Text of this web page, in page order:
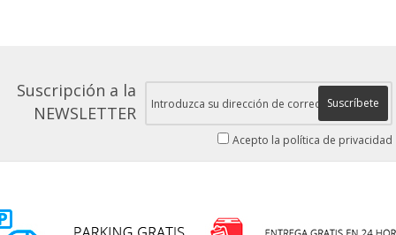
Suscripción a la
NEWSLETTER
Suscríbete
Acepto la política de privacidad